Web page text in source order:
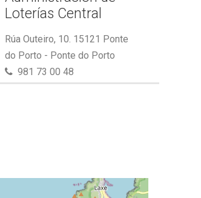
Loterías Central
Rúa Outeiro, 10. 15121 Ponte
do Porto - Ponte do Porto
981 73 00 48